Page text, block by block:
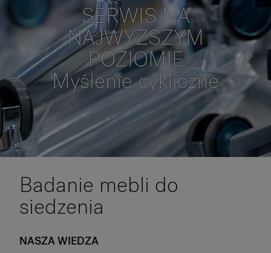
O Flokk
Inwestor
Zrównoważony rozwój
Nasze showroomy
Do pobrania
SERWIS NA
NAJWYŻSZYM
POZIOMIE
Myślenie cykliczne
Badanie mebli do
siedzenia
NASZA WIEDZA